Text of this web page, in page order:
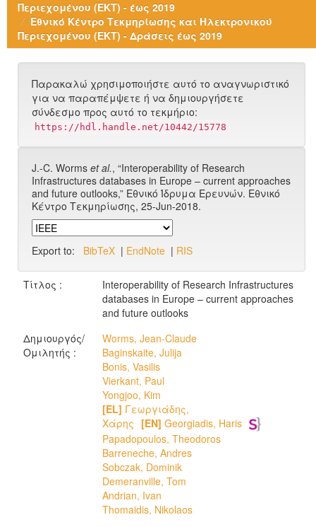
Περιεχομένου (ΕΚΤ) - έως 2019
Εθνικό Κέντρο Τεκμηρίωσης και Ηλεκτρονικού
Περιεχομένου (ΕΚΤ) - Δράσεις έως 2019
Παρακαλώ χρησιμοποιήστε αυτό το αναγνωριστικό
για να παραπέμψετε ή να δημιουργήσετε
σύνδεσμο προς αυτό το τεκμήριο:
https://hdl.handle.net/10442/15778
J.-C. Worms et al., “Interoperability of Research
Infrastructures databases in Europe – current approaches
and future outlooks,” Εθνικό Ίδρυμα Ερευνών. Εθνικό
Κέντρο Τεκμηρίωσης, 25-Jun-2018.
Export to: BibTeX | EndNote | RIS
Τίτλος :
Interoperability of Research Infrastructures
databases in Europe – current approaches
and future outlooks
Δημιουργός/
Ομιλητής :
Worms, Jean-Claude
Baginskaite, Julija
Bonis, Vasilis
Vierkant, Paul
Yongjoo, Kim
[EL] Γεωργιάδης,
Χάρης [EN] Georgiadis, Haris
Papadopoulos, Theodoros
Barreneche, Andres
Sobczak, Dominik
Demeranville, Tom
Andrian, Ivan
Thomaidis, Nikolaos